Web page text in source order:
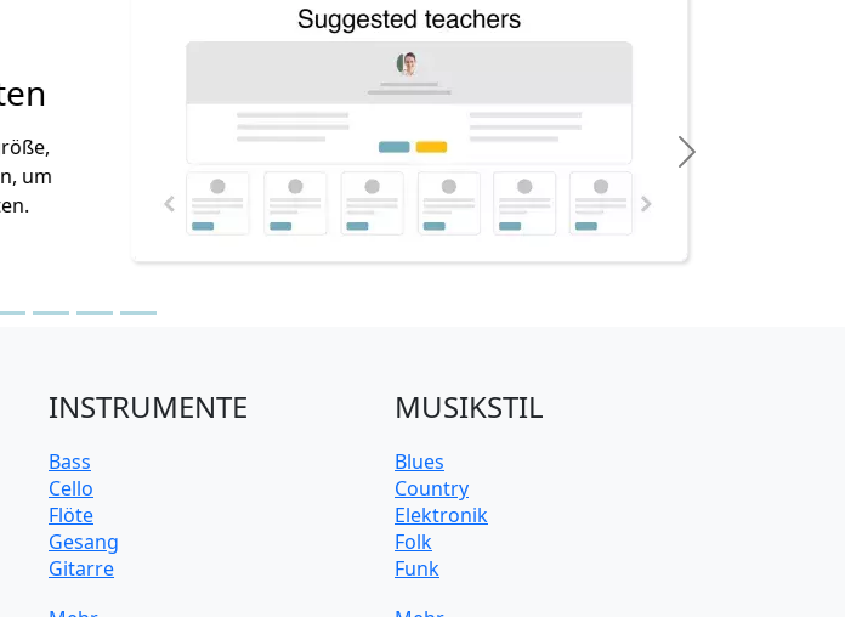
INSTRUMENTE
Bass
Cello
Flöte
Gesang
Gitarre
MUSIKSTIL
Blues
Country
Elektronik
Folk
Funk